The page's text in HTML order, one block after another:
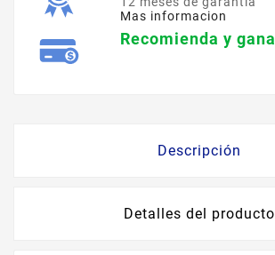
Mas informacion
Recomienda y gana
Descripción
Detalles del producto